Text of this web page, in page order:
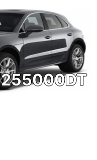
255000DT